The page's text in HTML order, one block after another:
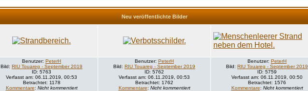
Neu veröffentlichte Bilder
Benutzer: PeterH
Bild: RIU Touareg - September 2019
ID: 5763
Verfasst am: 06.11.2019, 00:53
Betrachtet: 1178
Kommentare: Nicht kommentiert
Benutzer: PeterH
Bild: RIU Touareg - September 2019
ID: 5762
Verfasst am: 06.11.2019, 00:53
Betrachtet: 1762
Kommentare: Nicht kommentiert
Benutzer: PeterH
Bild: RIU Touareg - September 2019
ID: 5759
Verfasst am: 06.11.2019, 00:50
Betrachtet: 1576
Kommentare: Nicht kommentiert